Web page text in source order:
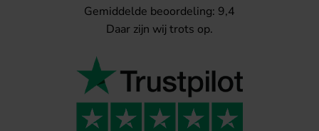
Gemiddelde beoordeling: 9,4
Daar zijn wij trots op.